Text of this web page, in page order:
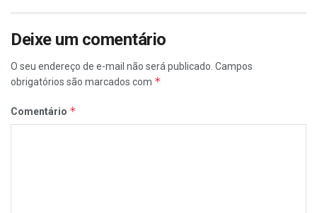
Deixe um comentário
O seu endereço de e-mail não será publicado. Campos
obrigatórios são marcados com *
Comentário *